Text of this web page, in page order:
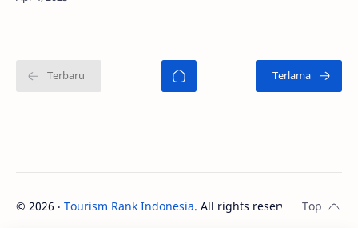
© 2026 ‧ Tourism Rank Indonesia. All rights reserved.